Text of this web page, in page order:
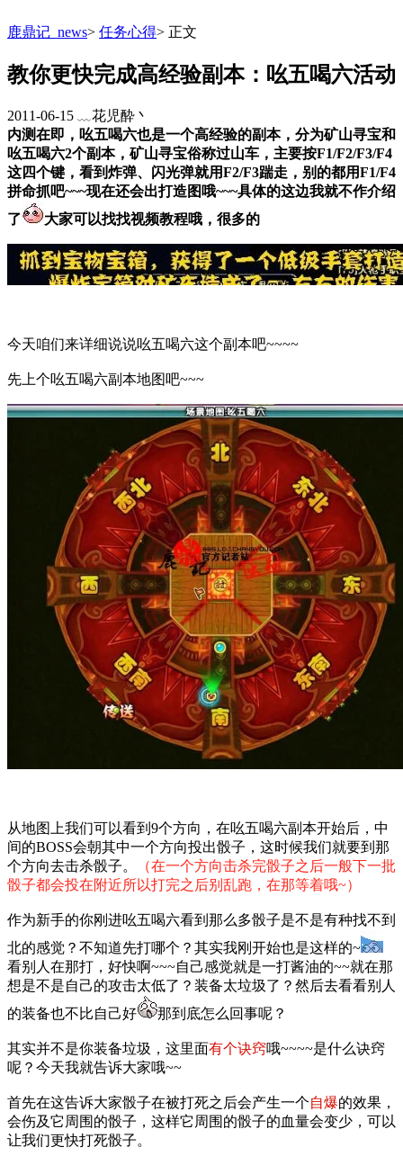
鹿鼎记_news> 任务心得> 正文
教你更快完成高经验副本：吆五喝六活动
2011-06-15 ﹏花児酔丶
内测在即，吆五喝六也是一个高经验的副本，分为矿山寻宝和
吆五喝六2个副本，矿山寻宝俗称过山车，主要按F1/F2/F3/F4
这四个键，看到炸弹、闪光弹就用F2/F3踹走，别的都用F1/F4
拼命抓吧~~~现在还会出打造图哦~~~具体的这边我就不作介绍
了
大家可以找找视频教程哦，很多的
今天咱们来详细说说吆五喝六这个副本吧~~~~
先上个吆五喝六副本地图吧~~~
从地图上我们可以看到9个方向，在吆五喝六副本开始后，中
间的BOSS会朝其中一个方向投出骰子，这时候我们就要到那
个方向去击杀骰子。
（在一个方向击杀完骰子之后一般下一批
骰子都会投在附近所以打完之后别乱跑，在那等着哦~）
作为新手的你刚进吆五喝六看到那么多骰子是不是有种找不到
北的感觉？不知道先打哪个？其实我刚开始也是这样的~
看别人在那打，好快啊~~~自己感觉就是一打酱油的~~就在那
想是不是自己的攻击太低了？装备太垃圾了？然后去看看别人
的装备也不比自己好
那到底怎么回事呢？
其实并不是你装备垃圾，这里面有个诀窍哦~~~~是什么诀窍
呢？今天我就告诉大家哦~~
首先在这告诉大家骰子在被打死之后会产生一个自爆的效果，
会伤及它周围的骰子，这样它周围的骰子的血量会变少，可以
让我们更快打死骰子。